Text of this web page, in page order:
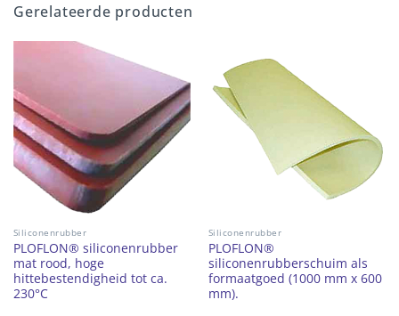
Gerelateerde producten
Siliconenrubber
PLOFLON® siliconenrubber
mat rood, hoge
hittebestendigheid tot ca.
230°C
Siliconenrubber
PLOFLON®
siliconenrubberschuim als
formaatgoed (1000 mm x 600
mm).